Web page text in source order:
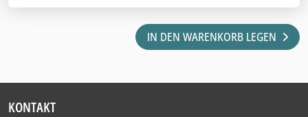
IN DEN WARENKORB LEGEN
KONTAKT